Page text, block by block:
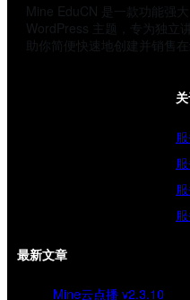
Mine EduCN 是一款功能强
WordPress 主题，专为独立
助你简便快速地创建并销售在
最新文章
Mine云点播 v2.3.10